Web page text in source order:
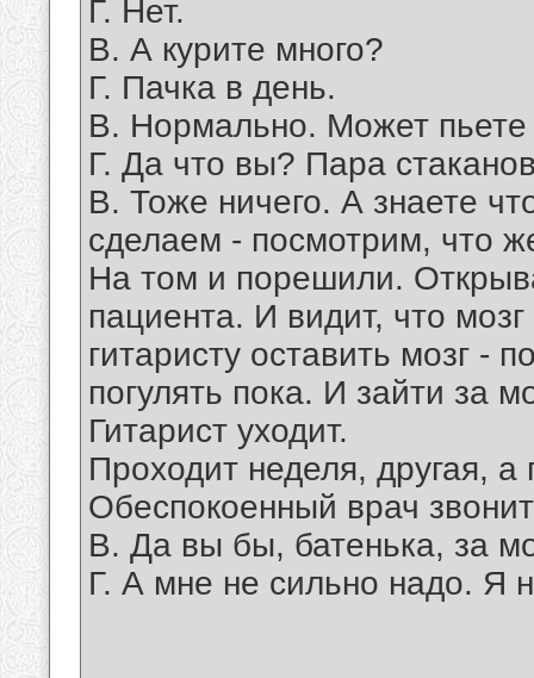
Г. Нет.
В. А курите много?
Г. Пачка в день.
В. Нормально. Может
Г. Да что вы? Пара
В. Тоже ничего. А знаете
сделаем - посмотрим, что
На том и порешили.
пациента. И видит, что
гитаристу оставить мозг -
погулять пока. И зайти за
Гитарист уходит.
Проходит неделя, другая,
Обеспокоенный врач
В. Да вы бы, батенька, за
Г. А мне не сильно надо. Я